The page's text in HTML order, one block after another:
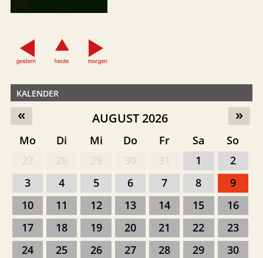
KALENDER
»
« AUGUST 2026
Mo Di Mi Do Fr Sa
So
1
2
3
4 5 6 7 8
9
10
11 12 13 14 15
16
17
18 19 20 21 22
23
24
25 26 27 28 29
30